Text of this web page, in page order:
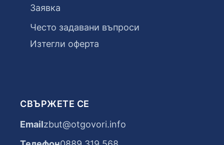
Заявка
Често задавани въпроси
Изтегли оферта
СВЪРЖЕТЕ СЕ
Emailzbut@otgovori.info